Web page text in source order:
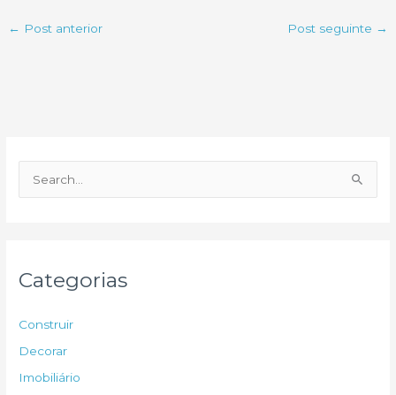
← Post anterior Post seguinte →
e
p
Categorias
Construir
Decorar
Imobiliário